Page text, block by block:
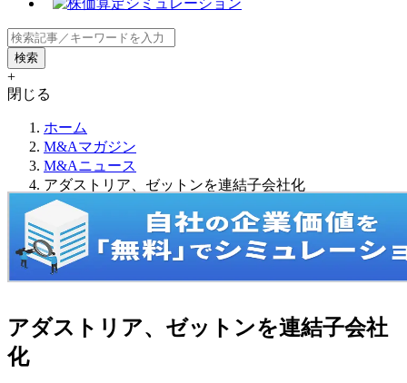
+
閉じる
ホーム
M&Aマガジン
M&Aニュース
アダストリア、ゼットンを連結子会社化
アダストリア、ゼットンを連結子会社
化